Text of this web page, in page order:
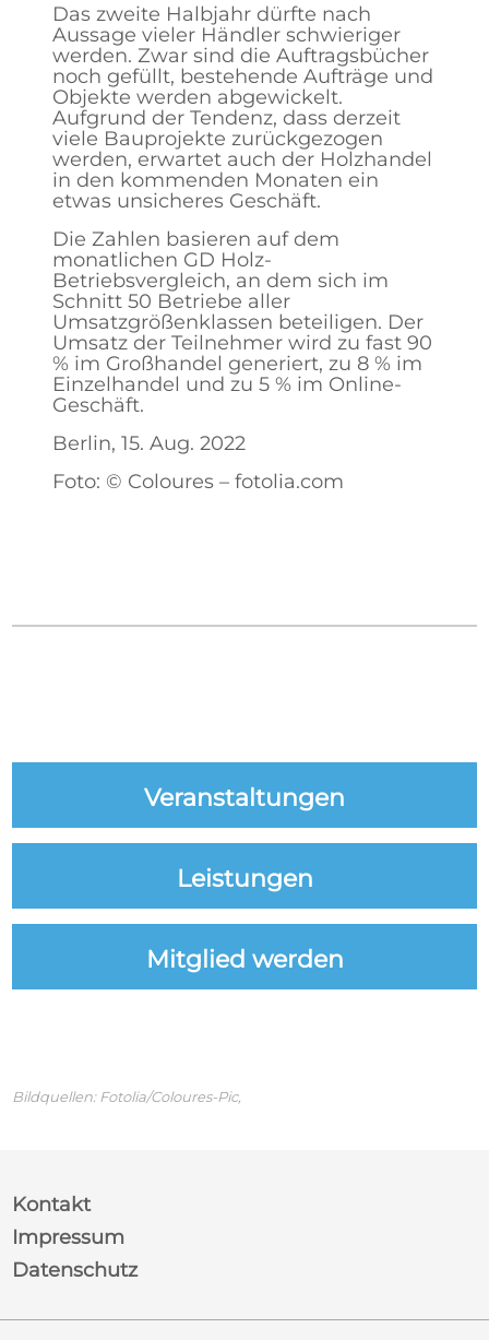
Das zweite Halbjahr dürfte nach
Aussage vieler Händler schwieriger
werden. Zwar sind die Auftragsbücher
noch gefüllt, bestehende Aufträge und
Objekte werden abgewickelt.
Aufgrund der Tendenz, dass derzeit
viele Bauprojekte zurückgezogen
werden, erwartet auch der Holzhandel
in den kommenden Monaten ein
etwas unsicheres Geschäft.
Die Zahlen basieren auf dem
monatlichen GD Holz-
Betriebsvergleich, an dem sich im
Schnitt 50 Betriebe aller
Umsatzgrößenklassen beteiligen. Der
Umsatz der Teilnehmer wird zu fast 90
% im Großhandel generiert, zu 8 % im
Einzelhandel und zu 5 % im Online-
Geschäft.
Berlin, 15. Aug. 2022
Foto: © Coloures – fotolia.com
Veranstaltungen
Leistungen
Mitglied werden
Bildquellen: Fotolia/Coloures-Pic,
Kontakt
Impressum
Datenschutz